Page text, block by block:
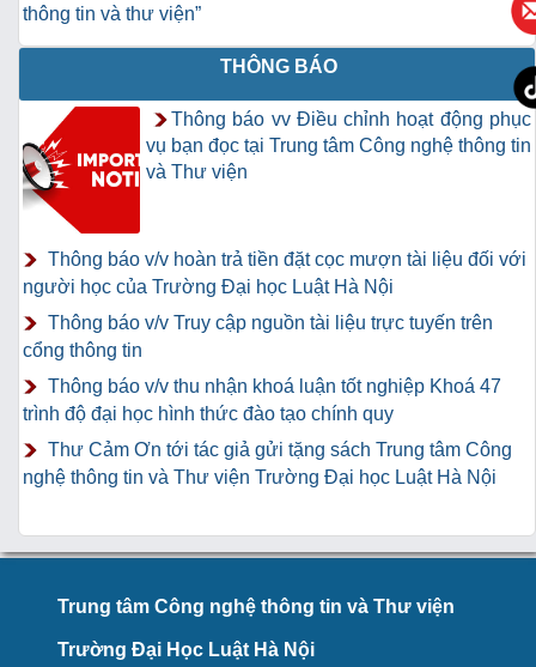
thông tin và thư viện”
THÔNG BÁO
Thông báo vv Điều chỉnh hoạt động phục
vụ bạn đọc tại Trung tâm Công nghệ thông tin
và Thư viện
Thông báo v/v hoàn trả tiền đặt cọc mượn tài liệu đối với
người học của Trường Đại học Luật Hà Nội
Thông báo v/v Truy cập nguồn tài liệu trực tuyến trên
cổng thông tin
Thông báo v/v thu nhận khoá luận tốt nghiệp Khoá 47
trình độ đại học hình thức đào tạo chính quy
Thư Cảm Ơn tới tác giả gửi tặng sách Trung tâm Công
nghệ thông tin và Thư viện Trường Đại học Luật Hà Nội
Trung tâm Công nghệ thông tin và Thư viện
Trường Đại Học Luật Hà Nội